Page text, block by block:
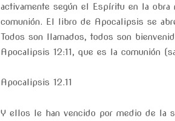
activamente según el Espíritu en la
comunión. El libro de Apocalipsis se
Todos son llamados, todos son
Apocalipsis 12:11, que es la comunión
Apocalipsis 12.11
Y ellos le han vencido por medio de la